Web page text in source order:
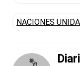
NACIONES